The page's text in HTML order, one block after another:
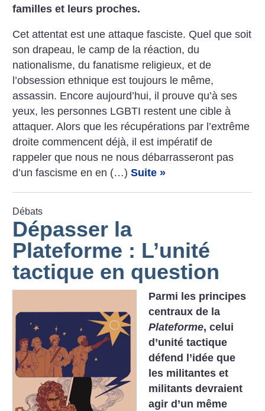
familles et leurs proches.
Cet attentat est une attaque fasciste. Quel que soit
son drapeau, le camp de la réaction, du
nationalisme, du fanatisme religieux, et de
l’obsession ethnique est toujours le même,
assassin. Encore aujourd’hui, il prouve qu’à ses
yeux, les personnes LGBTI restent une cible à
attaquer. Alors que les récupérations par l’extrême
droite commencent déjà, il est impératif de
rappeler que nous ne nous débarrasseront pas
d’un fascisme en en (…)Suite »
Débats
Dépasser la
Plateforme : L’unité
tactique en question
Parmi les principes
centraux de la
Plateforme, celui
d’unité tactique
défend l’idée que
les militantes et
militants devraient
agir d’un même